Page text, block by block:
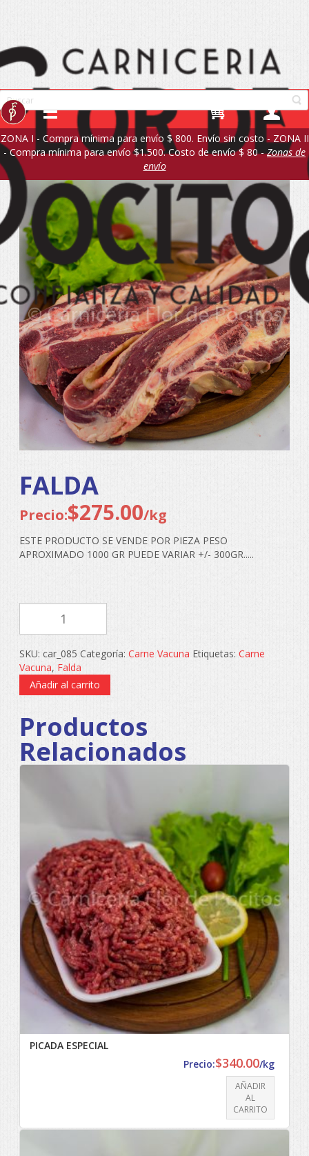
ZONA I - Compra mínima para envío $ 800. Envío sin costo - ZONA II
- Compra mínima para envío $1.500. Costo de envío $ 80 -Zonas de
envío
FALDA
Precio:$275.00/kg
ESTE PRODUCTO SE VENDE POR PIEZA PESO
APROXIMADO 1000 GR PUEDE VARIAR +/- 300GR.....
FALDA
SKU: car_085 Categoría: Carne Vacuna Etiquetas: Carne
Vacuna, Falda
Añadir al carrito
Productos
Relacionados
PICADA ESPECIAL
Precio:$340.00/kg
AÑADIR
AL
CARRITO